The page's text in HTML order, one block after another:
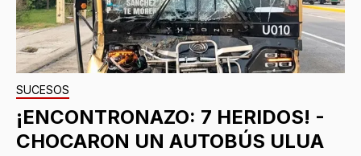
SUCESOS
¡ENCONTRONAZO: 7 HERIDOS! -
CHOCARON UN AUTOBÚS ULUA